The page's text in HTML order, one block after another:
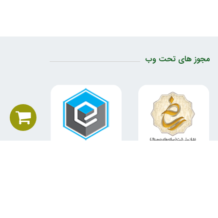
مجوز های تحت وب